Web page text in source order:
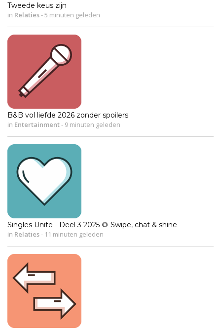
Tweede keus zijn
in Relaties-5 minuten geleden
B&B vol liefde 2026 zonder spoilers
in Entertainment- 9 minuten geleden
Singles Unite - Deel 3 2025 🌻 Swipe, chat & shine
in Relaties- 11 minuten geleden